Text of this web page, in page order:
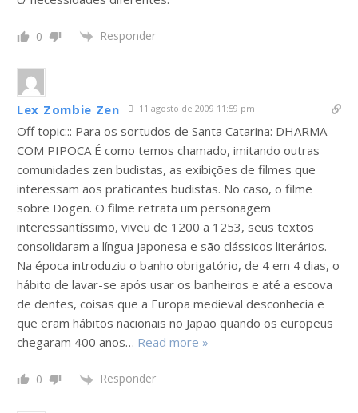
0 Responder
Lex Zombie Zen 11 agosto de 2009 11:59 pm
Off topic::: Para os sortudos de Santa Catarina: DHARMA
COM PIPOCA É como temos chamado, imitando outras
comunidades zen budistas, as exibições de filmes que
interessam aos praticantes budistas. No caso, o filme
sobre Dogen. O filme retrata um personagem
interessantíssimo, viveu de 1200 a 1253, seus textos
consolidaram a língua japonesa e são clássicos literários.
Na época introduziu o banho obrigatório, de 4 em 4 dias, o
hábito de lavar-se após usar os banheiros e até a escova
de dentes, coisas que a Europa medieval desconhecia e
que eram hábitos nacionais no Japão quando os europeus
chegaram 400 anos… Read more »
0 Responder